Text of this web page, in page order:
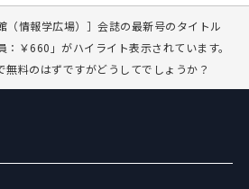
（情報学広場）］会誌の最新号のタイトル
￥660」がハイライト表示されています。
無料のはずですがどうしてでしょうか？